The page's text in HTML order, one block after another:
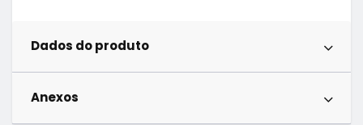
Dados do produto
Anexos